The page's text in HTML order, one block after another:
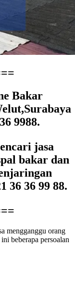
Bakar
9988.
jasa
bakar dan
36 36 99 88.
mengganggu orang
beberapa persoalan